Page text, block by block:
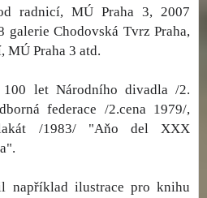
radnicí, MÚ Praha 3, 2007
galerie Chodovská Tvrz Praha,
MÚ Praha 3 atd.
100 let Národního divadla /2.
federace /2.cena 1979/,
/1983/ "Aňo del XXX
například ilustrace pro knihu